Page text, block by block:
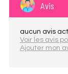
Avis
aucun avis
Voir les avis
Ajouter mon